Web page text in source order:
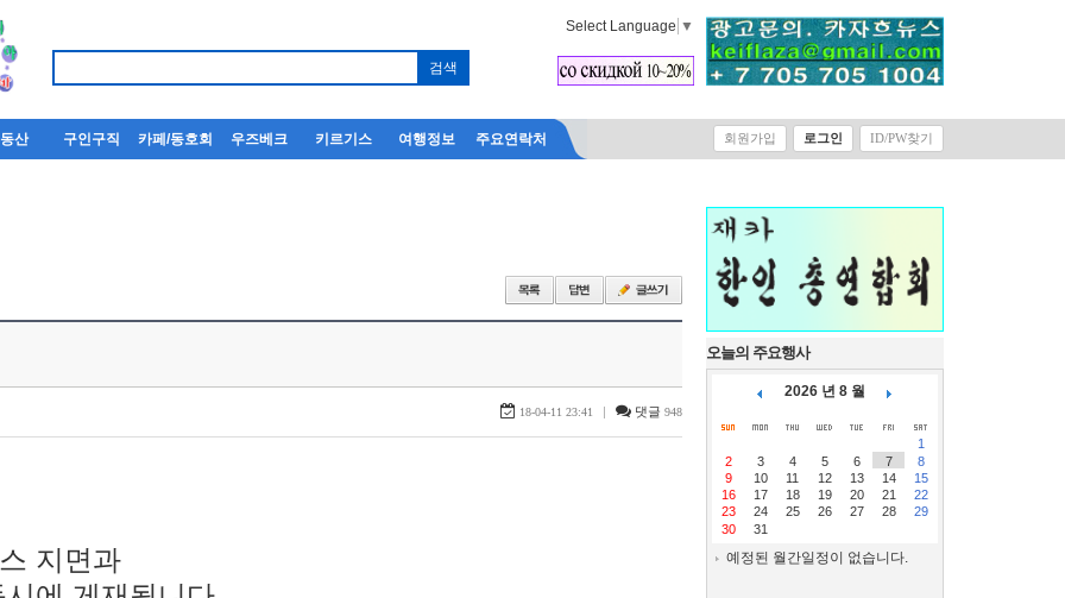
Select Language ▼
산 구인구직 카페/동호회 우즈베크 키르기스 여행정보 주요연락처 회원가입 로그인 ID/PW찾기
18-04-11 23:41 | 댓글 948
지면과
오늘의 주요행사
2026 년 8 월
1
2
3 4 5 6 7
8
9
10 11 12 13 14
15
16
17 18 19 20 21
22
23
24 25 26 27 28
29
30
31
예정된 월간일정이 없습니다.